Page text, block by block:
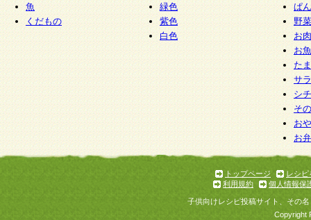
報の利用目的の通知・開示・内容の訂正・追加
停止・消去及び第三者への提供の禁止（以下、
といいます。）に応じます。
開示等に応じる窓口は以下になります。
ぱくすく食堂個人情報お客様相談窓口 paku-
m
個人情報を与えることは任意ですが、個人情報
意をいただけない場合には、当社のサービスの
お問い合わせ・ご相談への対応ができない場合
魚
くだもの
緑色
紫色
白色
ぱん
野
お
お
た
サ
シ
そ
お
お
トップページ
レシピ
利用規約
個人情報保
子供向けレシピ投稿サイト、その
Copyright